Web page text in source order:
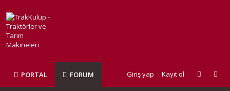
PORTAL FORUM Giriş yap Kayıt ol